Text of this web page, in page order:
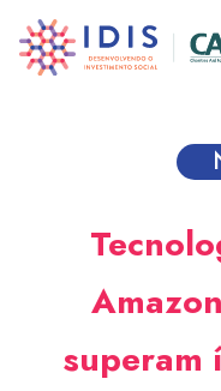
para
superam